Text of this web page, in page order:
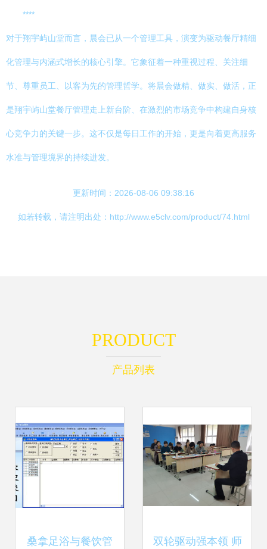
****
对于翔宇屿山堂而言，晨会已从一个管理工具，演变为驱动餐厅精细
化管理与内涵式增长的核心引擎。它象征着一种重视过程、关注细
节、尊重员工、以客为先的管理哲学。将晨会做精、做实、做活，正
是翔宇屿山堂餐厅管理走上新台阶、在激烈的市场竞争中构建自身核
心竞争力的关键一步。这不仅是每日工作的开始，更是向着更高服务
水准与管理境界的持续进发。
更新时间：2026-08-06 09:38:16
如若转载，请注明出处：http://www.e5clv.com/product/74.html
PRODUCT
产品列表
桑拿足浴与餐饮管 双轮驱动强本领 师